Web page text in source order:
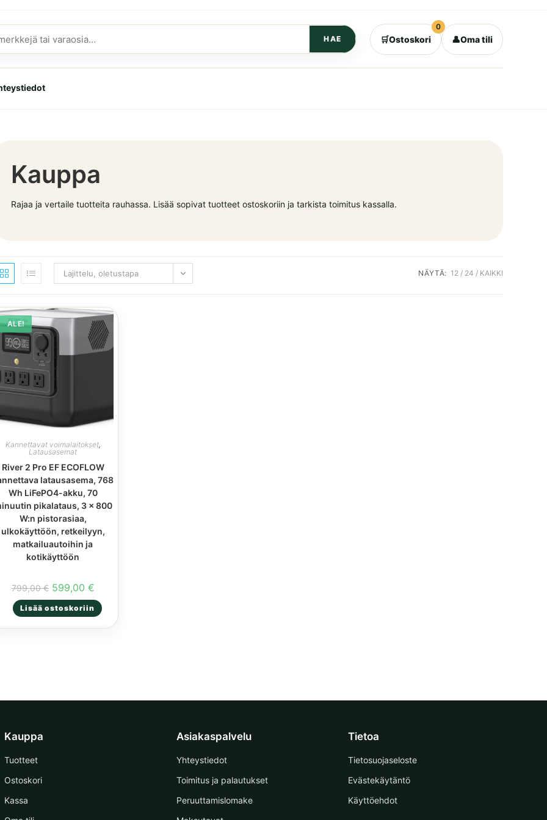
HAE 🛒Ostoskori
0
👤Oma tili
Kauppa
Rajaa ja vertaile tuotteita rauhassa. Lisää sopivat tuotteet ostoskoriin ja tarkista toimitus kassalla.
Lajittelu, oletustapa NÄYTÄ: 12 24 KAIKKI
ALE!
Kannettavat voimalaitokset,
Latausasemat
River 2 Pro EF ECOFLOW
latausasema, 768
Wh LiFePO4-akku, 70
pikalataus, 3 x 800
W:n pistorasiaa,
ulkokäyttöön, retkeilyyn,
matkailuautoihin ja
kotikäyttöön
799,00€ Alkuperäinen
hinta
oli:
799,00 €.
599,00 €Nykyinen
hinta
on:
599,00 €.
Lisää ostoskoriin
Kauppa
Tuotteet
Ostoskori
Kassa
Asiakaspalvelu
Yhteystiedot
Toimitus ja palautukset
Peruuttamislomake
Tietoa
Tietosuojaseloste
Evästekäytäntö
Käyttöehdot